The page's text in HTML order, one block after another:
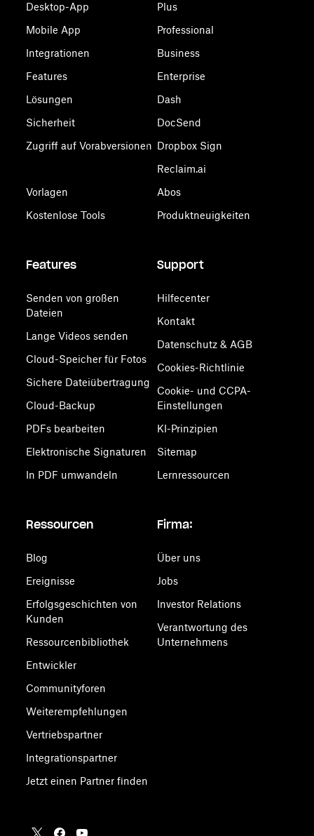
Desktop-App
Mobile App
Integrationen
Features
Lösungen
Sicherheit
Zugriff auf Vorabversionen
Vorlagen
Kostenlose Tools
Plus
Professional
Business
Enterprise
Dash
DocSend
Dropbox Sign
Reclaim.ai
Abos
Produktneuigkeiten
Features
Senden von großen
Dateien
Lange Videos senden
Cloud-Speicher für Fotos
Sichere Dateiübertragung
Cloud-Backup
PDFs bearbeiten
Elektronische Signaturen
In PDF umwandeln
Support
Hilfecenter
Kontakt
Datenschutz & AGB
Cookies-Richtlinie
Cookie- und CCPA-
Einstellungen
KI-Prinzipien
Sitemap
Lernressourcen
Ressourcen
Blog
Ereignisse
Erfolgsgeschichten von
Kunden
Ressourcenbibliothek
Entwickler
Communityforen
Weiterempfehlungen
Vertriebspartner
Integrationspartner
Jetzt einen Partner finden
Firma:
Über uns
Jobs
Investor Relations
Verantwortung des
Unternehmens